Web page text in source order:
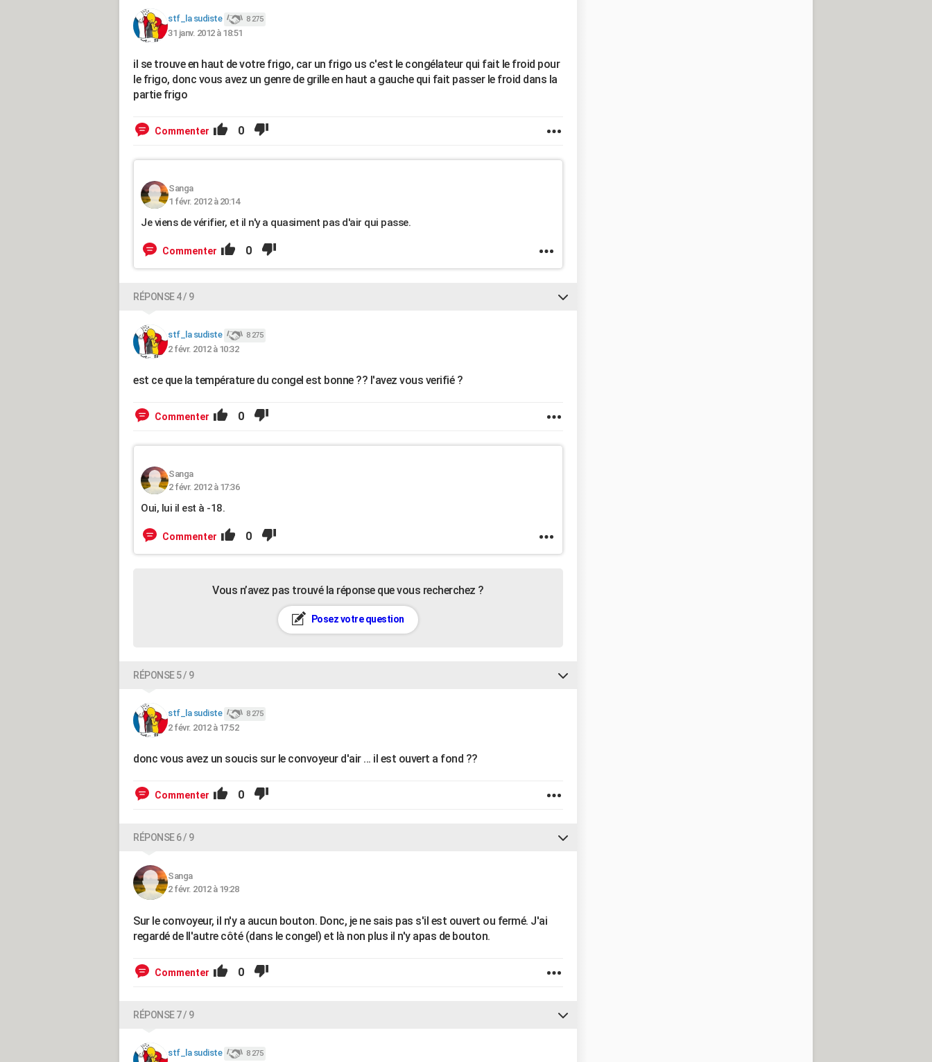
stf_la sudiste 8 275
31 janv. 2012 à 18:51
il se trouve en haut de votre frigo, car un frigo us c'est le congélateur qui fait le froid pour
le frigo, donc vous avez un genre de grille en haut a gauche qui fait passer le froid dans la
partie frigo
Commenter 0
Sanga
1 févr. 2012 à 20:14
Je viens de vérifier, et il n'y a quasiment pas d'air qui passe.
Commenter 0
RÉPONSE 4 / 9
stf_la sudiste 8 275
2 févr. 2012 à 10:32
est ce que la température du congel est bonne ?? l'avez vous verifié ?
Commenter 0
Sanga
2 févr. 2012 à 17:36
Oui, lui il est à -18.
Commenter 0
Vous n’avez pas trouvé la réponse que vous recherchez ?
Posez votre question
RÉPONSE 5 / 9
stf_la sudiste 8 275
2 févr. 2012 à 17:52
donc vous avez un soucis sur le convoyeur d'air ... il est ouvert a fond ??
Commenter 0
RÉPONSE 6 / 9
Sanga
2 févr. 2012 à 19:28
Sur le convoyeur, il n'y a aucun bouton. Donc, je ne sais pas s'il est ouvert ou fermé. J'ai
regardé de ll'autre côté (dans le congel) et là non plus il n'y apas de bouton.
Commenter 0
RÉPONSE 7 / 9
stf_la sudiste 8 275